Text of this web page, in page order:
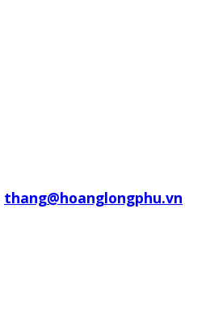
thang@hoanglongphu.vn